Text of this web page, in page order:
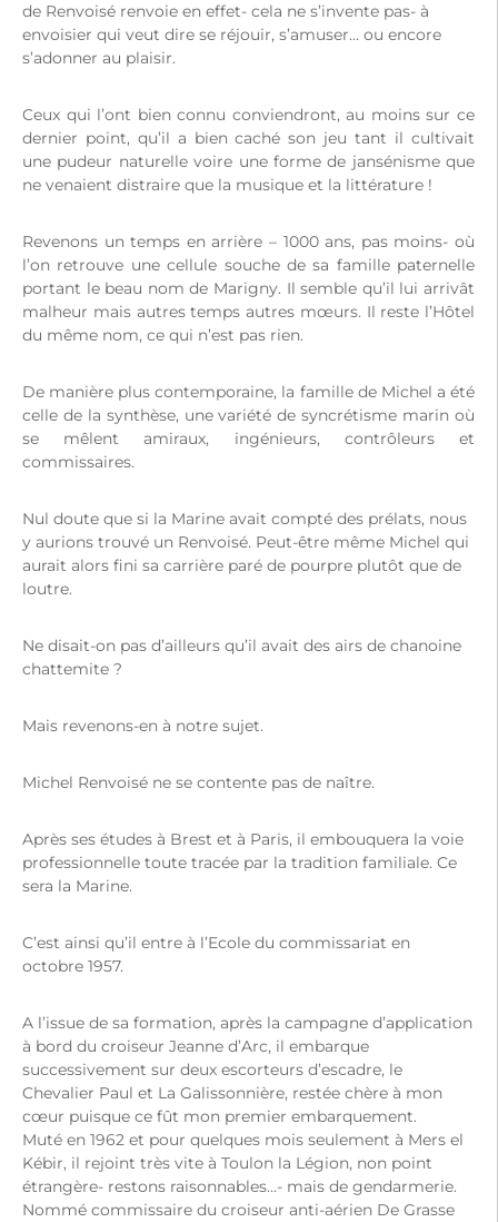
de Renvoisé renvoie en effet- cela ne s’invente pas- à
envoisier qui veut dire se réjouir, s’amuser… ou encore
s’adonner au plaisir.
Ceux qui l’ont bien connu conviendront, au moins sur ce
dernier point, qu’il a bien caché son jeu tant il cultivait
une pudeur naturelle voire une forme de jansénisme que
ne venaient distraire que la musique et la littérature !
Revenons un temps en arrière – 1000 ans, pas moins- où
l’on retrouve une cellule souche de sa famille paternelle
portant le beau nom de Marigny. Il semble qu’il lui arrivât
malheur mais autres temps autres mœurs. Il reste l’Hôtel
du même nom, ce qui n’est pas rien.
De manière plus contemporaine, la famille de Michel a été
celle de la synthèse, une variété de syncrétisme marin où
se mêlent amiraux, ingénieurs, contrôleurs et
commissaires.
Nul doute que si la Marine avait compté des prélats, nous
y aurions trouvé un Renvoisé. Peut-être même Michel qui
aurait alors fini sa carrière paré de pourpre plutôt que de
loutre.
Ne disait-on pas d’ailleurs qu’il avait des airs de chanoine
chattemite ?
Mais revenons-en à notre sujet.
Michel Renvoisé ne se contente pas de naître.
Après ses études à Brest et à Paris, il embouquera la voie
professionnelle toute tracée par la tradition familiale. Ce
sera la Marine.
C’est ainsi qu’il entre à l’Ecole du commissariat en
octobre 1957.
A l’issue de sa formation, après la campagne d’application
à bord du croiseur Jeanne d’Arc, il embarque
successivement sur deux escorteurs d’escadre, le
Chevalier Paul et La Galissonnière, restée chère à mon
cœur puisque ce fût mon premier embarquement.
Muté en 1962 et pour quelques mois seulement à Mers el
Kébir, il rejoint très vite à Toulon la Légion, non point
étrangère- restons raisonnables…- mais de gendarmerie.
Nommé commissaire du croiseur anti-aérien De Grasse